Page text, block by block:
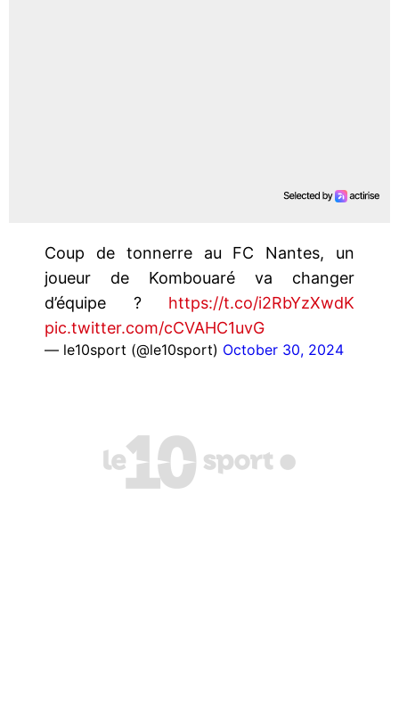
Coup de tonnerre au FC Nantes, un
joueur de Kombouaré va changer
d’équipe ? https://t.co/i2RbYzXwdK
pic.twitter.com/cCVAHC1uvG
— le10sport (@le10sport) October 30, 2024